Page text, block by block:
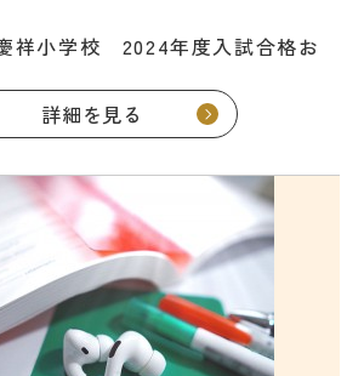
祥小学校 2024年度入試合格お
詳細を見る